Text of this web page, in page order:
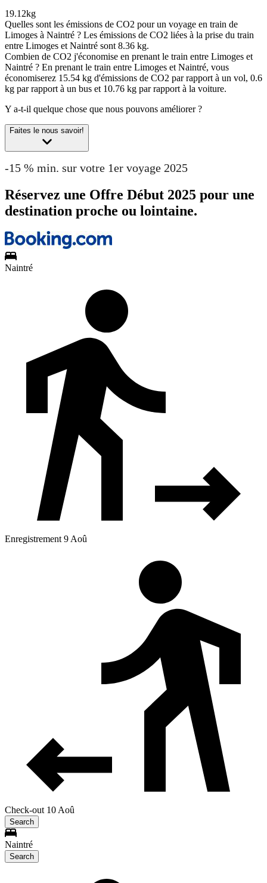
19.12kg
Quelles sont les émissions de CO2 pour un voyage en train de
Limoges à Naintré ? Les émissions de CO2 liées à la prise du train
entre Limoges et Naintré sont 8.36 kg.
Combien de CO2 j'économise en prenant le train entre Limoges et
Naintré ? En prenant le train entre Limoges et Naintré, vous
économiserez 15.54 kg d'émissions de CO2 par rapport à un vol, 0.6
kg par rapport à un bus et 10.76 kg par rapport à la voiture.
Y a-t-il quelque chose que nous pouvons améliorer ?
Faites le nous savoir!
-15 % min. sur votre 1er voyage 2025
Réservez une Offre Début 2025 pour une
destination proche ou lointaine.
Naintré
Enregistrement 9 Aoû
Check-out 10 Aoû
Search
Naintré
Search